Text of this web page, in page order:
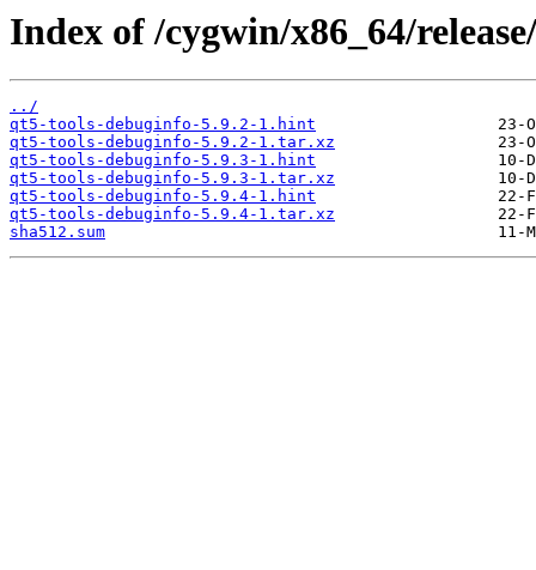
Index of /cygwin/x86_64/
../
qt5-tools-debuginfo-5.9.2-1.hint
qt5-tools-debuginfo-5.9.2-1.tar.xz
qt5-tools-debuginfo-5.9.3-1.hint
qt5-tools-debuginfo-5.9.3-1.tar.xz
qt5-tools-debuginfo-5.9.4-1.hint
qt5-tools-debuginfo-5.9.4-1.tar.xz
sha512.sum